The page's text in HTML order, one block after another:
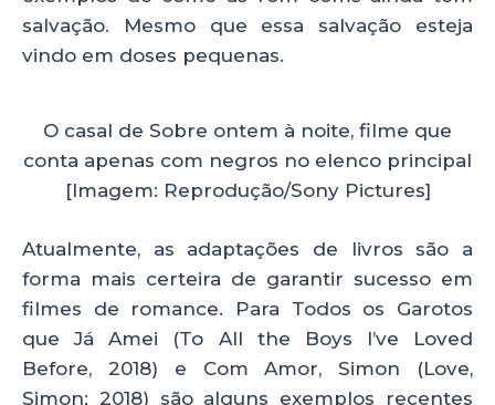
salvação. Mesmo que essa salvação esteja
vindo em doses pequenas.
O casal de Sobre ontem à noite, filme que
conta apenas com negros no elenco principal
[Imagem: Reprodução/Sony Pictures]
Atualmente, as adaptações de livros são a
forma mais certeira de garantir sucesso em
filmes de romance. Para Todos os Garotos
que Já Amei (To All the Boys I’ve Loved
Before, 2018) e Com Amor, Simon (Love,
Simon; 2018) são alguns exemplos recentes